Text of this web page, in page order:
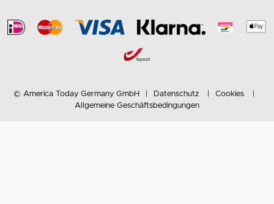
© America Today Germany GmbH Datenschutz
Cookies
Allgemeine Geschäftsbedingungen